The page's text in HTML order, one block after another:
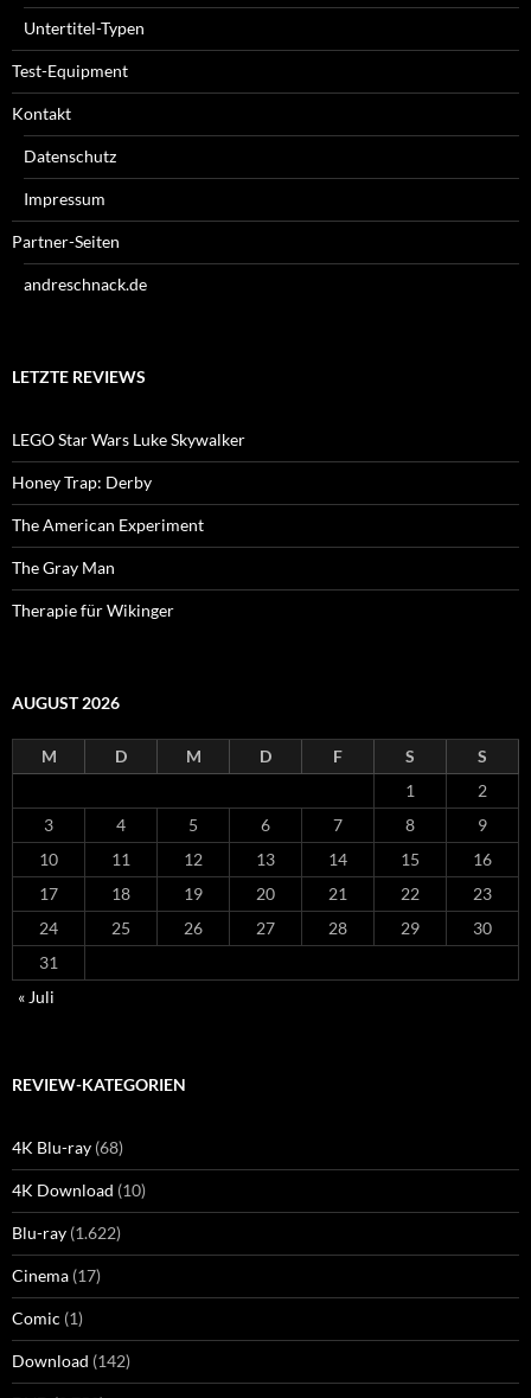
Untertitel-Typen
Test-Equipment
Kontakt
Datenschutz
Impressum
Partner-Seiten
andreschnack.de
LETZTE REVIEWS
LEGO Star Wars Luke Skywalker
Honey Trap: Derby
The American Experiment
The Gray Man
Therapie für Wikinger
AUGUST 2026
M D M D F S
S
1
2
3
4 5 6 7 8
9
10
11 12 13 14 15
16
17
18 19 20 21 22
23
24
25 26 27 28 29
30
31
« Juli
REVIEW-KATEGORIEN
4K Blu-ray (68)
4K Download (10)
Blu-ray (1.622)
Cinema (17)
Comic (1)
Download (142)